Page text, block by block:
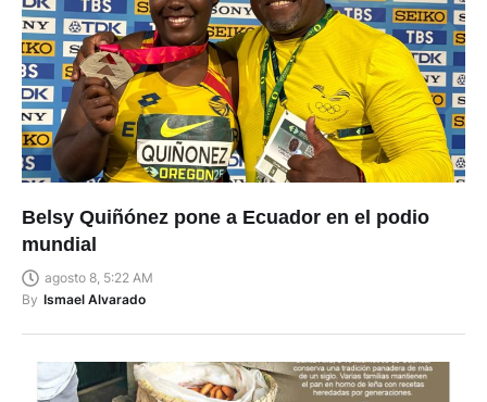
Belsy Quiñónez pone a Ecuador en el podio
mundial
agosto 8, 5:22 AM
By Ismael Alvarado